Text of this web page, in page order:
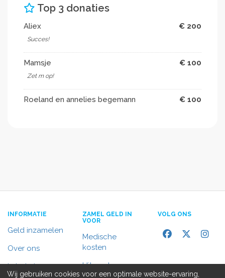
Top 3 donaties
Aliex € 200
Succes!
Mamsje € 100
Zet m op!
Roeland en annelies begemann € 100
INFORMATIE
Geld inzamelen
Over ons
In het nieuws
ZAMEL GELD IN
VOOR
Medische
kosten
Uitvaart
VOLG ONS
Wij gebruiken cookies voor een optimale website-ervaring,